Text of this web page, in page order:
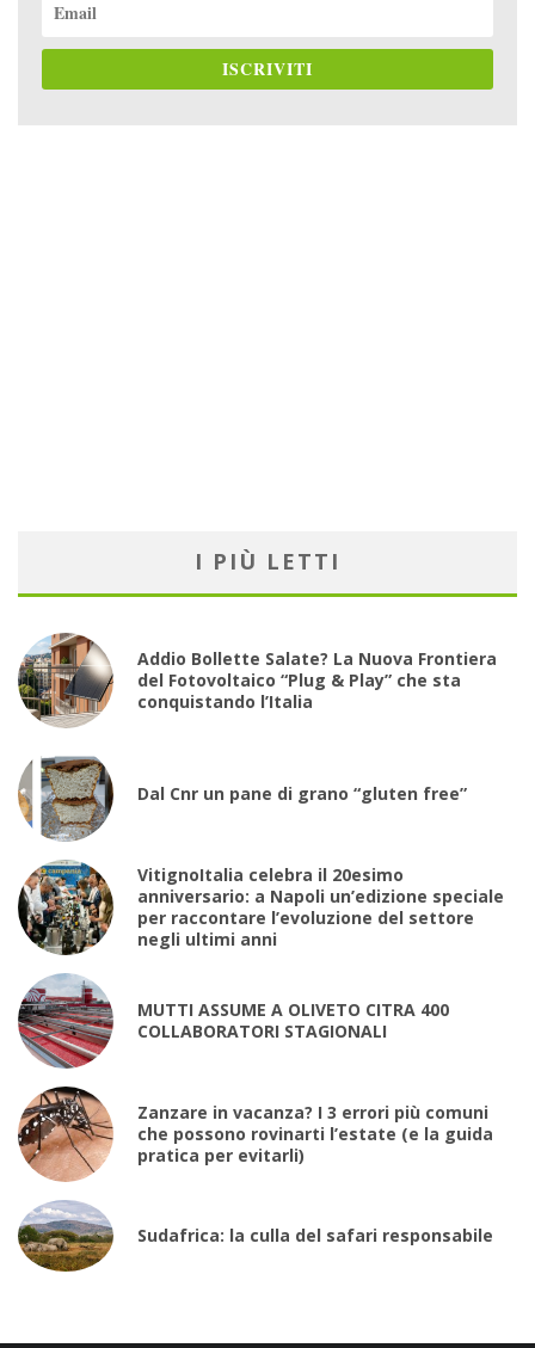
ISCRIVITI
I PIÙ LETTI
Addio Bollette Salate? La Nuova Frontiera
del Fotovoltaico “Plug & Play” che sta
conquistando l’Italia
Dal Cnr un pane di grano “gluten free”
VitignoItalia celebra il 20esimo
anniversario: a Napoli un’edizione speciale
per raccontare l’evoluzione del settore
negli ultimi anni
MUTTI ASSUME A OLIVETO CITRA 400
COLLABORATORI STAGIONALI
Zanzare in vacanza? I 3 errori più comuni
che possono rovinarti l’estate (e la guida
pratica per evitarli)
Sudafrica: la culla del safari responsabile